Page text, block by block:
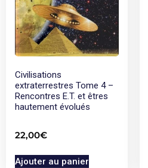
Civilisations
extraterrestres Tome 4 –
Rencontres E.T. et êtres
hautement évolués
22,00€
Ajouter au panier